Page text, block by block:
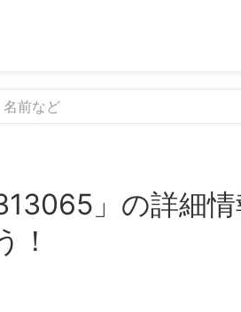
」の詳細
！